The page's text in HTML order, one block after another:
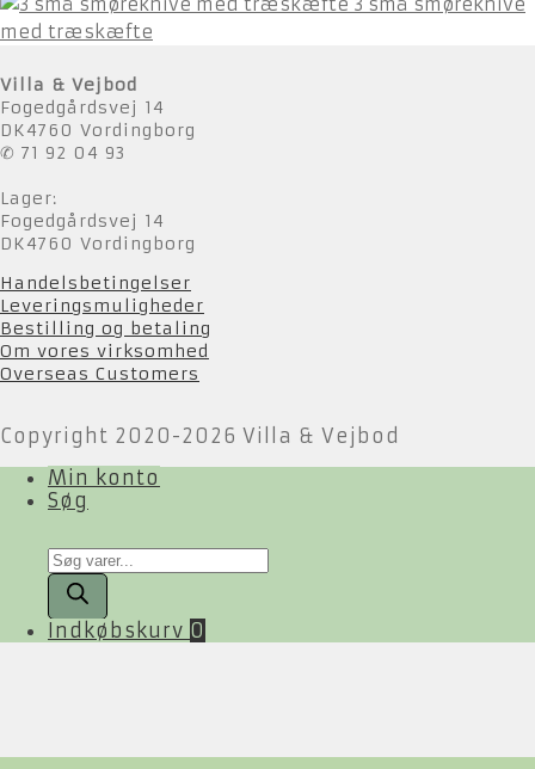
med træskæfte
Villa & Vejbod
Fogedgårdsvej 14
DK4760 Vordingborg
✆ 71 92 04 93
Lager:
Fogedgårdsvej 14
DK4760 Vordingborg
Handelsbetingelser
Leveringsmuligheder
Bestilling og betaling
Om vores virksomhed
Overseas Customers
Copyright 2020-2026 Villa & Vejbod
Min konto
Søg
Products
search
Indkøbskurv 0